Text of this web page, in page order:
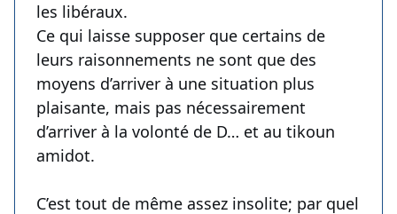
les libéraux.
Ce qui laisse supposer que certains de
leurs raisonnements ne sont que des
moyens d’arriver à une situation plus
plaisante, mais pas nécessairement
d’arriver à la volonté de D… et au tikoun
amidot.
C’est tout de même assez insolite; par quel